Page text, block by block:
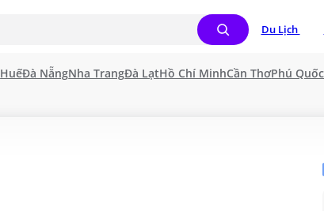
Du Lịch
HuếĐà NẵngNha TrangĐà LạtHồ Chí MinhCần ThơPhú Quốc